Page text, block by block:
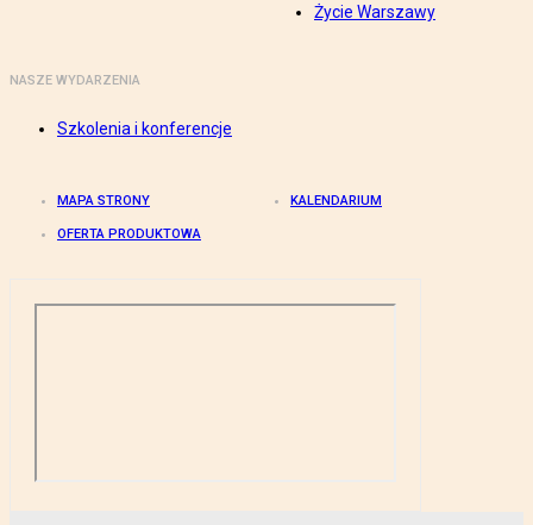
Życie Warszawy
NASZE WYDARZENIA
Szkolenia i konferencje
MAPA STRONY KALENDARIUM
OFERTA PRODUKTOWA